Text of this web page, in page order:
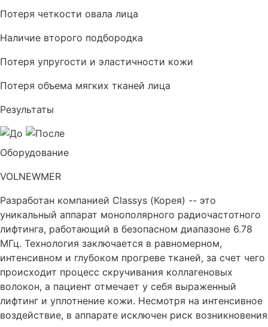
Потеря четкости овала лица
Наличие второго подбородка
Потеря упругости и эластичности кожи
Потеря объема мягких тканей лица
Результаты
Оборудование
VOLNEWMER
Разработан компанией Classys (Корея) -- это
уникальный аппарат монополярного радиочастотного
лифтинга, работающий в безопасном диапазоне 6.78
МГц. Технология заключается в равномерном,
интенсивном и глубоком прогреве тканей, за счет чего
происходит процесс скручивания коллагеновых
волокон, а пациент отмечает у себя выраженный
лифтинг и уплотнение кожи. Несмотря на интенсивное
воздействие, в аппарате исключен риск возникновения